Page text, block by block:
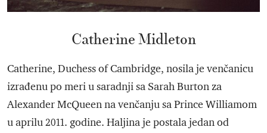
Catherine Midleton
Catherine, Duchess of Cambridge, nosila je venčanicu
izrađenu po meri u saradnji sa Sarah Burton za
Alexander McQueen na venčanju sa Prince Williamom
u aprilu 2011. godine. Haljina je postala jedan od